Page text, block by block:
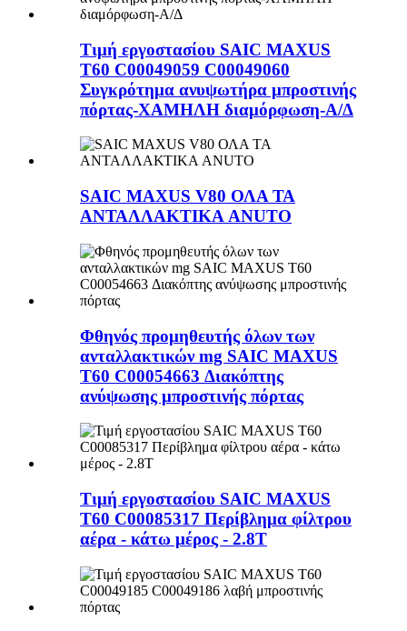
Τιμή εργοστασίου SAIC MAXUS
T60 C00049059 C00049060
Συγκρότημα ανυψωτήρα μπροστινής
πόρτας-ΧΑΜΗΛΗ διαμόρφωση-Α/Δ
SAIC MAXUS V80 ΟΛΑ ΤΑ
ΑΝΤΑΛΛΑΚΤΙΚΑ ANUTO
Φθηνός προμηθευτής όλων των
ανταλλακτικών mg SAIC MAXUS
T60 C00054663 Διακόπτης
ανύψωσης μπροστινής πόρτας
Τιμή εργοστασίου SAIC MAXUS
T60 C00085317 Περίβλημα φίλτρου
αέρα - κάτω μέρος - 2.8T